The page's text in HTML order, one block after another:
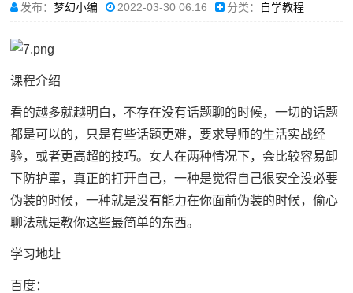
发布：梦幻小编 2022-03-30 06:16 分类： 自学教程
课程介绍
看的越多就越明白，不存在没有话题聊的时候，一切的话题
都是可以的，只是有些话题更难，要求导师的生活实战经
验，或者更高超的技巧。女人在两种情况下，会比较容易卸
下防护罩，真正的打开自己，一种是觉得自己很安全没必要
伪装的时候，一种就是没有能力在你面前伪装的时候，偷心
聊法就是教你这些最简单的东西。
学习地址
百度：